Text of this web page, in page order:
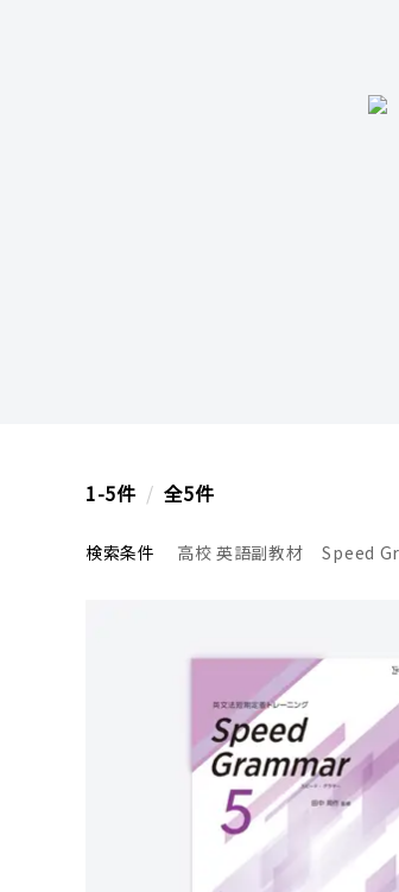
1-5件 / 全5件
検索条件 高校 英語副教材 Speed